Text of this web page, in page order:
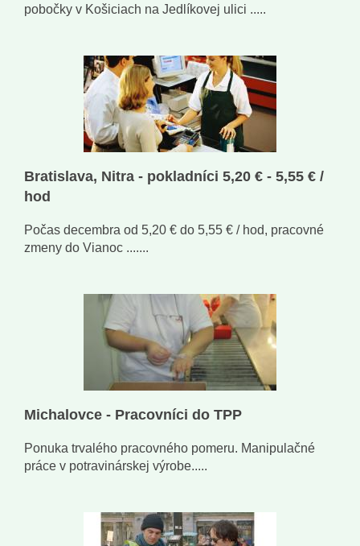
pobočky v Košiciach na Jedlíkovej ulici .....
Bratislava, Nitra - pokladníci 5,20 € - 5,55 € /
hod
Počas decembra od 5,20 € do 5,55 € / hod, pracovné
zmeny do Vianoc .......
Michalovce - Pracovníci do TPP
Ponuka trvalého pracovného pomeru. Manipulačné
práce v potravinárskej výrobe.....